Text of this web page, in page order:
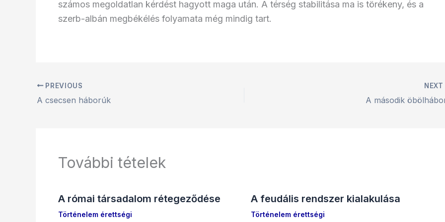
számos megoldatlan kérdést hagyott maga után. A térség stabilitása ma is törékeny, és a
szerb-albán megbékélés folyamata még mindig tart.
PREVIOUS
A csecsen háborúk
NEXT
A második
További tételek
A római társadalom rétegeződése
Történelem érettségi
A feudális rendszer kialakulása
Történelem érettségi